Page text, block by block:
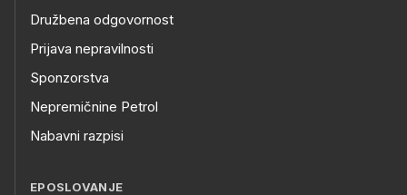
Družbena odgovornost
Prijava nepravilnosti
Sponzorstva
Nepremičnine Petrol
Nabavni razpisi
EPOSLOVANJE